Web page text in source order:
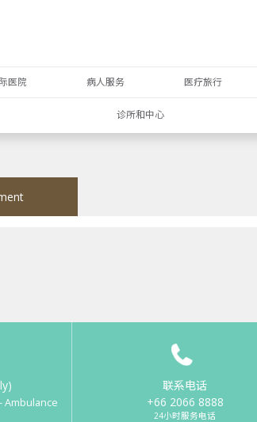
医院 病人服务 医疗旅行
诊所和中心
Ambulance
联系电话
+66 2066 8888
24小时服务电话